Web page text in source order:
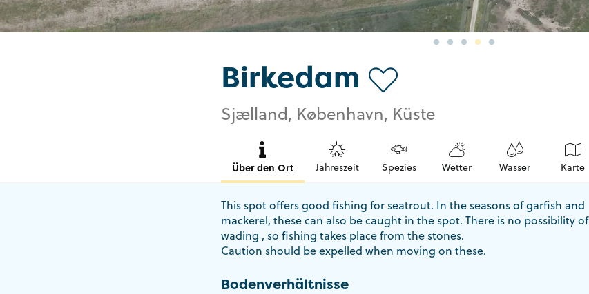
Birkedam
Sjælland, København, Küste
Über den Ort Jahreszeit Spezies Wetter Wasser Karte
This spot offers good fishing for seatrout. In the seasons of garfish and
mackerel, these can also be caught in the spot. There is no possibility of
wading , so fishing takes place from the stones.
Caution should be expelled when moving on these.
Bodenverhältnisse